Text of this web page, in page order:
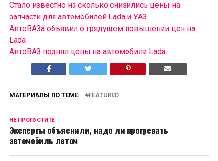
Стало известно на сколько снизились цены на
запчасти для автомобилей Lada и УАЗ
АвтоВАЗа объявил о грядущем повышении цен на
Lada
АвтоВАЗ поднял цены на автомобили Lada
МАТЕРИАЛЫ ПО ТЕМЕ: FEATURED
НЕ ПРОПУСТИТЕ
Эксперты объяснили, надо ли прогревать
автомобиль летом